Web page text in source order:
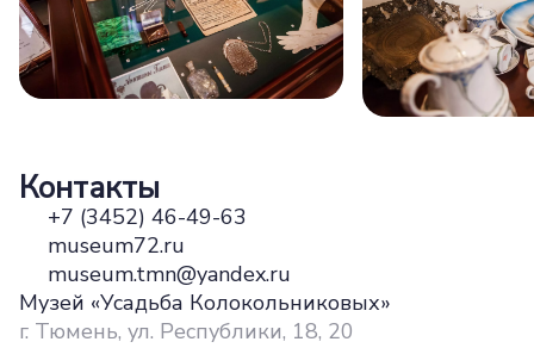
Контакты
+7 (3452) 46-49-63
museum72.ru
museum.tmn@yandex.ru
Музей «Усадьба Колокольниковых»
г. Тюмень, ул. Республики, 18, 20